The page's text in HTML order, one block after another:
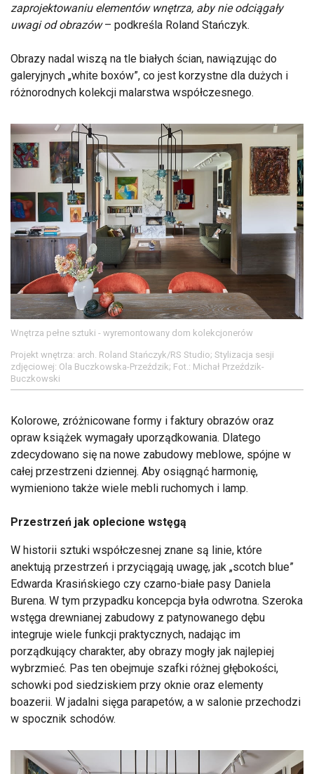
zaprojektowaniu elementów wnętrza, aby nie odciągały
uwagi od obrazów– podkreśla Roland Stańczyk.
Obrazy nadal wiszą na tle białych ścian, nawiązując do
galeryjnych „white boxów”, co jest korzystne dla dużych i
różnorodnych kolekcji malarstwa współczesnego.
Wnętrza pełne sztuki - wyremontowany dom kolekcjonerów
Projekt wnętrza: arch. Roland Stańczyk/RS Studio; Stylizacja sesji
zdjęciowej: Ola Buczkowska-Przeździk; Fot.: Michał Przeździk-
Buczkowski
Kolorowe, zróżnicowane formy i faktury obrazów oraz
opraw książek wymagały uporządkowania. Dlatego
zdecydowano się na nowe zabudowy meblowe, spójne w
całej przestrzeni dziennej. Aby osiągnąć harmonię,
wymieniono także wiele mebli ruchomych i lamp.
Przestrzeń jak oplecione wstęgą
W historii sztuki współczesnej znane są linie, które
anektują przestrzeń i przyciągają uwagę, jak „scotch blue”
Edwarda Krasińskiego czy czarno-białe pasy Daniela
Burena. W tym przypadku koncepcja była odwrotna. Szeroka
wstęga drewnianej zabudowy z patynowanego dębu
integruje wiele funkcji praktycznych, nadając im
porządkujący charakter, aby obrazy mogły jak najlepiej
wybrzmieć. Pas ten obejmuje szafki różnej głębokości,
schowki pod siedziskiem przy oknie oraz elementy
boazerii. W jadalni sięga parapetów, a w salonie przechodzi
w spocznik schodów.